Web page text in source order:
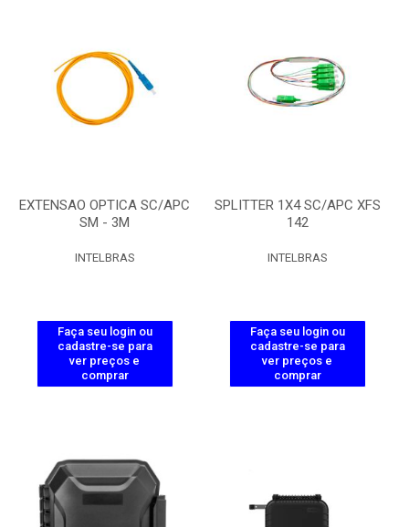
EXTENSAO OPTICA SC/APC
SM - 3M
INTELBRAS
Faça seu login ou
cadastre-se para
ver preços e
comprar
SPLITTER 1X4 SC/APC XFS
142
INTELBRAS
Faça seu login ou
cadastre-se para
ver preços e
comprar